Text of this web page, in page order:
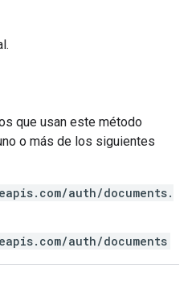
que usan este método
o más de los siguientes
auth/documents.
auth/documents